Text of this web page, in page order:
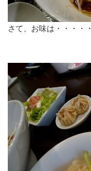
さて、お味は・・・・・